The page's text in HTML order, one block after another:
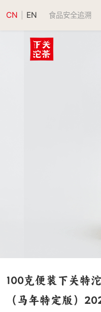
CN EN 食品安全追溯
100克便装下关特
（马年特定版）